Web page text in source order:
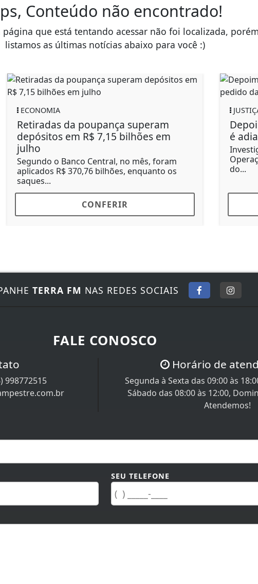
Conteúdo não encontrado!
página que está tentando acessar não foi localizada, porém
listamos as últimas notícias abaixo para você :)
ECONOMIA
Retiradas da poupança superam
depósitos em R$ 7,15 bilhões em
julho
Segundo o Banco Central, no mês, foram
aplicados R$ 370,76 bilhões, enquanto os
saques...
CONFERIR
é
do...
TERRA FM NAS REDES SOCIAIS
FALE CONOSCO
998772515
Horário de
Segunda à Sexta das 09:00 às
Sábado das 08:00 às 12:00,
Atendemos!
SEU TELEFONE